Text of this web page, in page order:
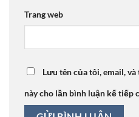
Trang web
Lưu tên của tôi, email,
này cho lần bình luận kế tiếp